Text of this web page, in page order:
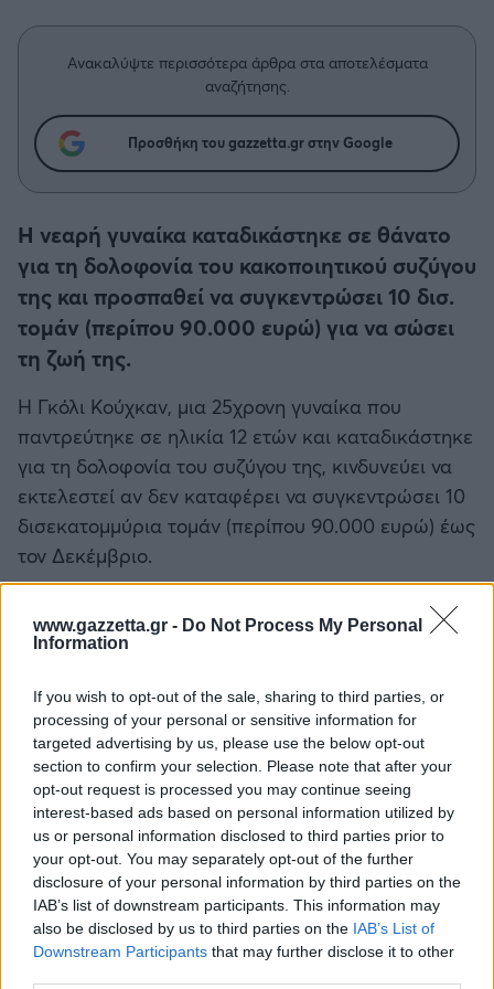
www.gazzetta.gr - Do Not Process My Personal
Information
If you wish to opt-out of the sale, sharing to third parties, or
processing of your personal or sensitive information for
targeted advertising by us, please use the below opt-out
section to confirm your selection. Please note that after your
opt-out request is processed you may continue seeing
interest-based ads based on personal information utilized by
us or personal information disclosed to third parties prior to
your opt-out. You may separately opt-out of the further
disclosure of your personal information by third parties on the
IAB’s list of downstream participants. This information may
also be disclosed by us to third parties on the IAB’s List of
Downstream Participants that may further disclose it to other
Άρης
ΟΦΗ
Ατρόμητος Αθηνών
Κηφισιά
Παναιτωλικός
Καλαμάτα
Ηρακλής
Μπαρτσελόνα
Ρεάλ Μαδρίτης
Ατλέτικο Μαδρίτης
Μάντσεστερ Γιουνάιτεντ
Μάντσεστερ Σίτι
Λίβερπουλ
Μια Ιστορία από την Πόλη
Ανακαλύψτε περισσότερα άρθρα στα αποτελέσματα
αναζήτησης.
Προσθήκη του gazzetta.gr στην Google
Η νεαρή γυναίκα καταδικάστηκε σε θάνατο
για τη δολοφονία του κακοποιητικού συζύγου
της και προσπαθεί να συγκεντρώσει 10 δισ.
τομάν (περίπου 90.000 ευρώ) για να σώσει
τη ζωή της.
Η Γκόλι Κούχκαν, μια 25χρονη γυναίκα που
παντρεύτηκε σε ηλικία 12 ετών και καταδικάστηκε
για τη δολοφονία του συζύγου της, κινδυνεύει να
εκτελεστεί αν δεν καταφέρει να συγκεντρώσει 10
δισεκατομμύρια τομάν (περίπου 90.000 ευρώ) έως
τον Δεκέμβριο.
θανατοποινιτών στην κεντρική φυλακή του
χρόνια.